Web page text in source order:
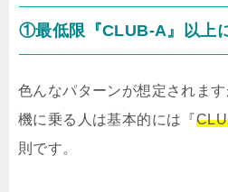
①最低限『CLUB-A』以上
色んなパターンが想定されま
機に乗る人は基本的には『
則です。